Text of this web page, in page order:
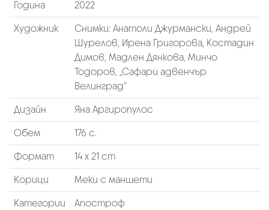
Година
2022
Художник
Снимки: Анатоли Джурмански, Андрей
Шурелов, Ирена Григорова, Костадин
Димов, Мадлен Дянкова, Минчо
Тодоров, „Сафари адвенчър
Велинград“
Дизайн
Яна Аргиропулос
Обем
176 с.
Формат
14 х 21 cm
Корици
Меки с маншети
Категории
Апостроф